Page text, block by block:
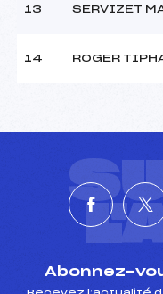
13 SERVIZET
14 ROGER
Abonnez-